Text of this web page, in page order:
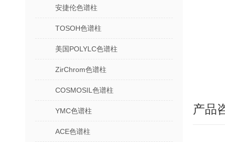
安捷伦色谱柱
TOSOH色谱柱
美国POLYLC色谱柱
ZirChrom色谱柱
COSMOSIL色谱柱
YMC色谱柱
ACE色谱柱
产品